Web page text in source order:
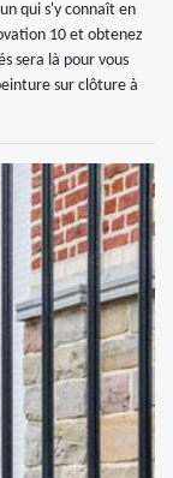
qui s'y connaît en
10 et obtenez
sera là pour vous
sur clôture à